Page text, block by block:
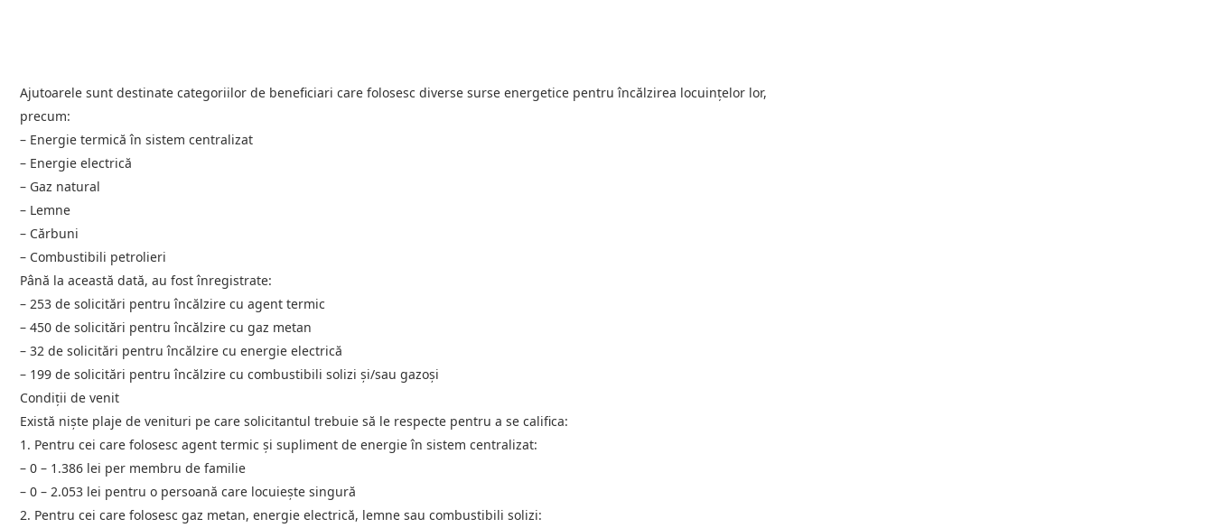
Ajutoarele sunt destinate categoriilor de beneficiari care folosesc diverse surse energetice pentru încălzirea locuințelor lor,
precum:
– Energie termică în sistem centralizat
– Energie electrică
– Gaz natural
– Lemne
– Cărbuni
– Combustibili petrolieri
Până la această dată, au fost înregistrate:
– 253 de solicitări pentru încălzire cu agent termic
– 450 de solicitări pentru încălzire cu gaz metan
– 32 de solicitări pentru încălzire cu energie electrică
– 199 de solicitări pentru încălzire cu combustibili solizi și/sau gazoși
Condiții de venit
Există niște plaje de venituri pe care solicitantul trebuie să le respecte pentru a se califica:
1. Pentru cei care folosesc agent termic și supliment de energie în sistem centralizat:
– 0 – 1.386 lei per membru de familie
– 0 – 2.053 lei pentru o persoană care locuiește singură
2. Pentru cei care folosesc gaz metan, energie electrică, lemne sau combustibili solizi: